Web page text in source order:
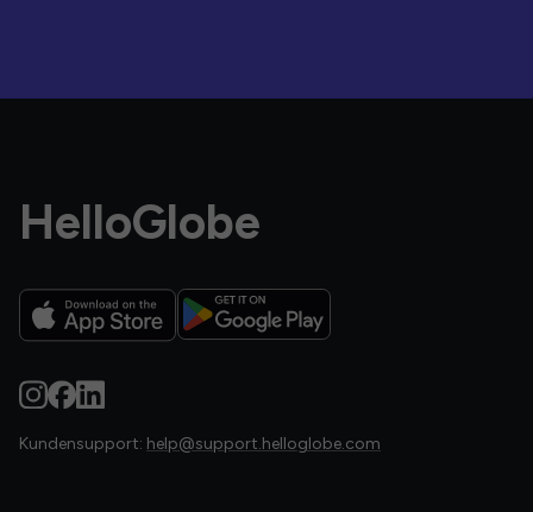
HelloGlobe
Kundensupport: help@support.helloglobe.com